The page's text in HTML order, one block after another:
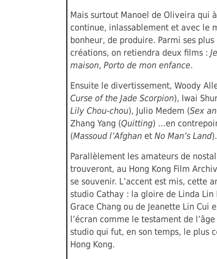
Mais surtout Manoel de Oliveira qui
continue, inlassablement et avec le
bonheur, de produire. Parmi ses plus
créations, on retiendra deux films :
maison, Porto de mon enfance.
Ensuite le divertissement, Woody
Curse of the Jade Scorpion), Iwai
Lily Chou-chou), Julio Medem (Sex
Zhang Yang (Quitting) …en
(Massoud l’Afghan et No Man’s Land).
Parallèlement les amateurs de
trouveront, au Hong Kong Film
se souvenir. L’accent est mis, cette
studio Cathay : la gloire de Linda Lin
Grace Chang ou de Jeanette Lin Cui
l’écran comme le testament de l’âge
studio qui fut, en son temps, le plus
Hong Kong.